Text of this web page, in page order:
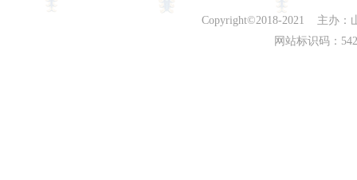
Copyright©2018-2021 主办：
网站标识码：